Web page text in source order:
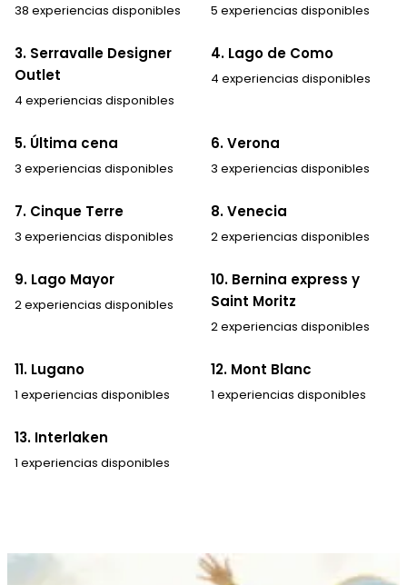
38 experiencias disponibles 5 experiencias disponibles
3. Serravalle Designer
Outlet
4 experiencias disponibles
4. Lago de Como
4 experiencias disponibles
5. Última cena
3 experiencias disponibles
6. Verona
3 experiencias disponibles
7. Cinque Terre
3 experiencias disponibles
8. Venecia
2 experiencias disponibles
9. Lago Mayor
2 experiencias disponibles
10. Bernina express y
Saint Moritz
2 experiencias disponibles
11. Lugano
1 experiencias disponibles
12. Mont Blanc
1 experiencias disponibles
13. Interlaken
1 experiencias disponibles